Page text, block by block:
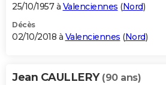
25/10/1957 à Valenciennes (Nord)
Décès
02/10/2018 à Valenciennes (Nord)
Jean CAULLERY (90 ans)